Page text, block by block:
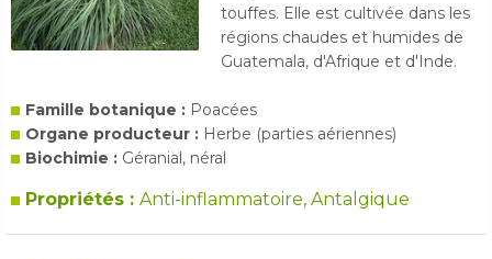
touffes. Elle est cultivée dans les
régions chaudes et humides de
Guatemala, d'Afrique et d'Inde.
Famille botanique : Poacées
Organe producteur : Herbe (parties aériennes)
Biochimie : Géranial, néral
Propriétés : Anti-inflammatoire, Antalgique